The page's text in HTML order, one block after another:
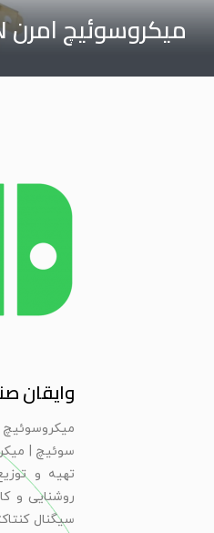
میکروسوئیچ امرن OMRON
وایقان
سوئيچ |
تهیه و
روشنایی و
سیگنال